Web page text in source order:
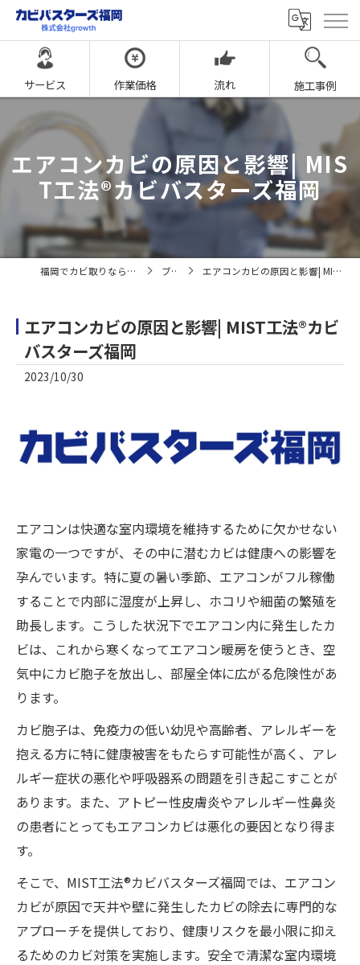
サービス 作業価格 流れ 施工事例
エアコンカビの原因と影響| MIS
T工法®カビバスターズ福岡
福岡でカビ取りならカビバスターズ福岡 ブログ エアコンカビの原因と影響| MIST工法®カビバスターズ福岡
エアコンカビの原因と影響| MIST工法®カビ
バスターズ福岡
2023/10/30
エアコンは快適な室内環境を維持するために欠かせない
家電の一つですが、その中に潜むカビは健康への影響を
孕んでいます。特に夏の暑い季節、エアコンがフル稼働
することで内部に湿度が上昇し、ホコリや細菌の繁殖を
助長します。こうした状況下でエアコン内に発生したカ
ビは、これから寒くなってエアコン暖房を使うとき、空
気中にカビ胞子を放出し、部屋全体に広がる危険性があ
ります。
カビ胞子は、免疫力の低い幼児や高齢者、アレルギーを
抱える方に特に健康被害をもたらす可能性が高く、アレ
ルギー症状の悪化や呼吸器系の問題を引き起こすことが
あります。また、アトピー性皮膚炎やアレルギー性鼻炎
の患者にとってもエアコンカビは悪化の要因となり得ま
す。
そこで、MIST工法®カビバスターズ福岡では、エアコン
カビが原因で天井や壁に発生したカビの除去に専門的な
アプローチを提供しており、健康リスクを最小限に抑え
るためのカビ対策を実施します。安全で清潔な室内環境